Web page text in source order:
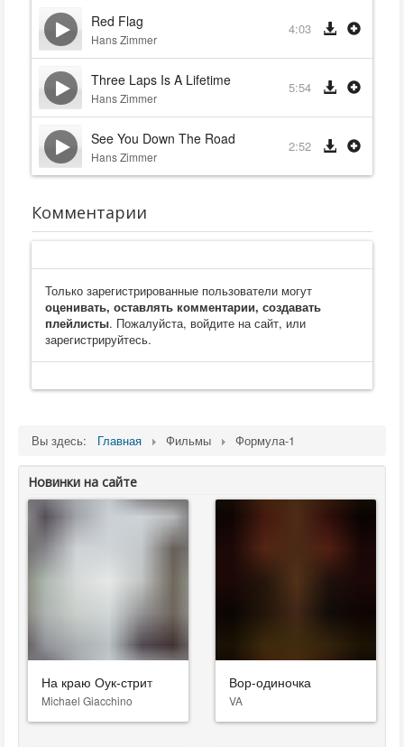
Red Flag
Hans Zimmer
4:03
Three Laps Is A Lifetime
Hans Zimmer
5:54
See You Down The Road
Hans Zimmer
2:52
Комментарии
Только зарегистрированные пользователи могут
оценивать, оставлять комментарии, создавать
плейлисты. Пожалуйста, войдите на сайт, или
зарегистрируйтесь.
Вы здесь: Главная Фильмы Формула-1
Новинки на сайте
На краю Оук-стрит
Michael Giacchino
Вор-одиночка
VA